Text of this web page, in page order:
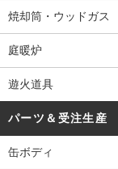
焼却筒・ウッドガス
庭暖炉
遊火道具
パーツ＆受注生産
缶ボディ